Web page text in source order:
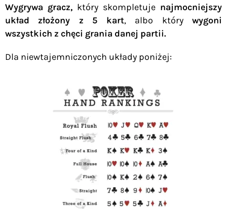
Wygrywa gracz, który skompletuje najmocniejszy
układ złożony z 5 kart, albo którywygoni
wszystkich z chęci grania danej partii.
Dla niewtajemniczonych układy poniżej: